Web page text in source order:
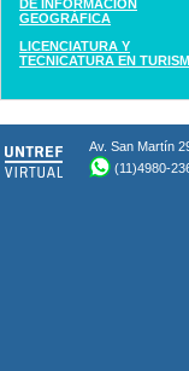
DE INFORMACIÓN
GEOGRÁFICA
LICENCIATURA Y
TECNICATURA EN
Av. San Martín
(11)4980-